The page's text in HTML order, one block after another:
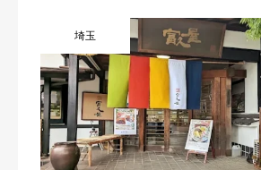
埼玉